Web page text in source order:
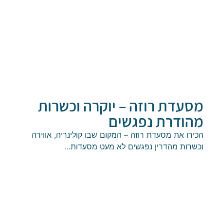
רוזה – יוקרה וכשרות
נפגשים
את מסעדת רוזה – המקום שבו קולינריה, אווירה
מהדרין נפגשים לא מעט מסעדות...